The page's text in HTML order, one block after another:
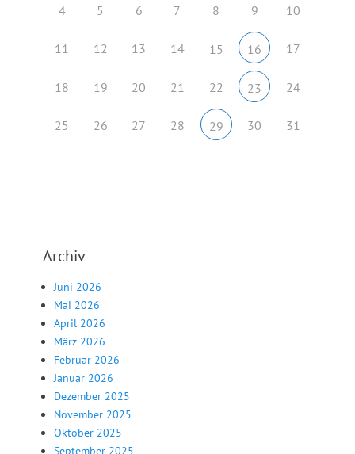
4 5 6 7 8 9 10
11 12 13 14 15 16 17
18 19 20 21 22 23 24
25 26 27 28 29 30 31
Archiv
Juni 2026
Mai 2026
April 2026
März 2026
Februar 2026
Januar 2026
Dezember 2025
November 2025
Oktober 2025